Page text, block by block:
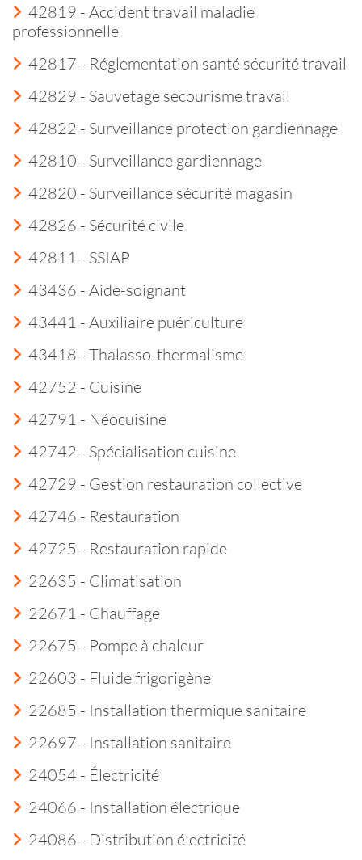
42819 - Accident travail maladie
professionnelle
42817 - Réglementation santé sécurité travail
42829 - Sauvetage secourisme travail
42822 - Surveillance protection gardiennage
42810 - Surveillance gardiennage
42820 - Surveillance sécurité magasin
42826 - Sécurité civile
42811 - SSIAP
43436 - Aide-soignant
43441 - Auxiliaire puériculture
43418 - Thalasso-thermalisme
42752 - Cuisine
42791 - Néocuisine
42742 - Spécialisation cuisine
42729 - Gestion restauration collective
42746 - Restauration
42725 - Restauration rapide
22635 - Climatisation
22671 - Chauffage
22675 - Pompe à chaleur
22603 - Fluide frigorigène
22685 - Installation thermique sanitaire
22697 - Installation sanitaire
24054 - Électricité
24066 - Installation électrique
24086 - Distribution électricité